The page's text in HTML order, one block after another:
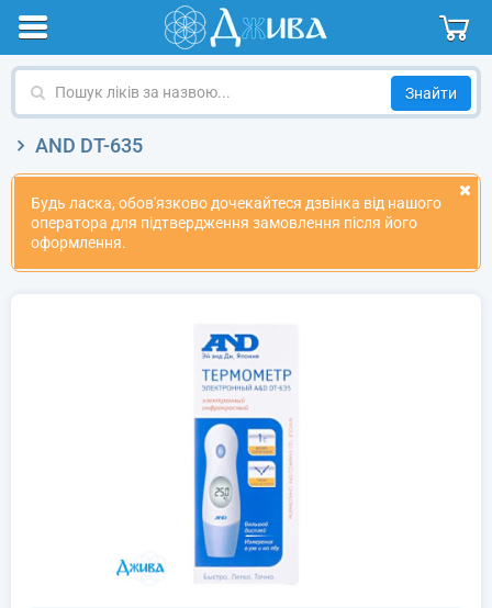
Пошук
назвою
AND DT-635
Будь ласка, обов'язково дочекайтеся дзвінка від нашого
оператора для підтвердження замовлення після його
оформлення.